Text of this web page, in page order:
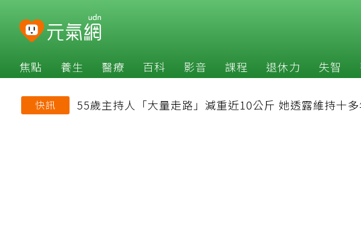
焦點 養生 醫療 百科 影音 課程 退休力 失智
快訊 55歲主持人「大量走路」減重近10公斤 她透露維持十